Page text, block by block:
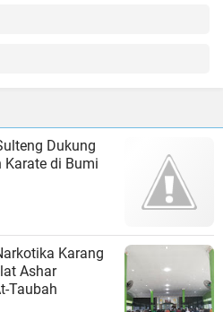
Dukung
Karate di Bumi
Karang
Ashar
Taubah